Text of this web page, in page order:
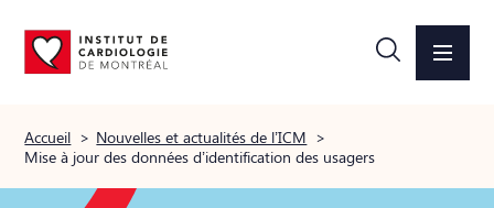
Accueil > Nouvelles et actualités de l’ICM >
Mise à jour des données d’identification des usagers